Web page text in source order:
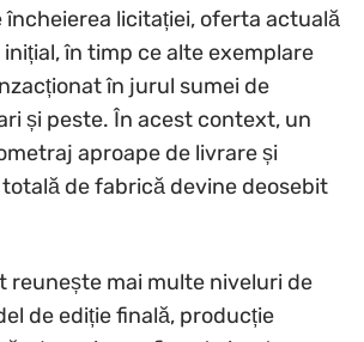
încheierea licitației, oferta actuală
în timp ce alte exemplare
în jurul sumei de
și peste. În acest context, un
aproape de livrare și
de fabrică devine deosebit
reunește mai multe niveluri de
de ediție finală, producție